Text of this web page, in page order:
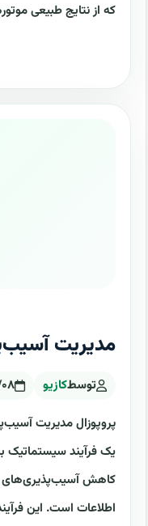
که از نتایج طبیعی
مدیریت
توسطکازیو
پروپوزال مدیریت
یک فرآیند سیستماتیک
کاهش آسیب‌پذیری‌های
اطلاعات است. این